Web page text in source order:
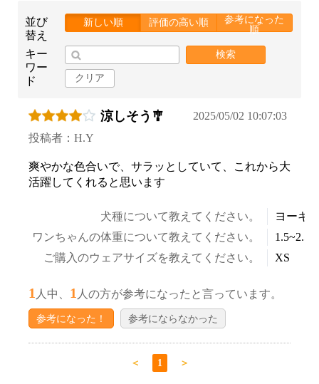
並び
替え
新しい順 評価の高い順
参考になった
順
キー
ワー
ド
検索
クリア
涼しそう🎐
2025/05/02 10:07:03
投稿者：H.Y
爽やかな色合いで、サラッとしていて、これから大
活躍してくれると思います
犬種について教えてください。
ヨーキ
ワンちゃんの体重について教えてください。
ご購入のウェアサイズを教えてください。
XS
1 人中、 1 人の方が参考になったと言っています。
参考になった！ 参考にならなかった
＜ 1 ＞